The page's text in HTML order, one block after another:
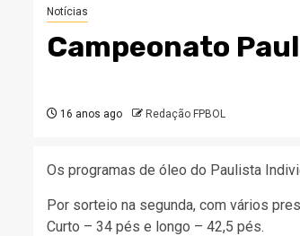
Notícias
Campeonato
16 anos ago Redação FPBOL
Os programas de óleo do Paulista
Por sorteio na segunda, com vários
Curto – 34 pés e longo – 42,5 pés.